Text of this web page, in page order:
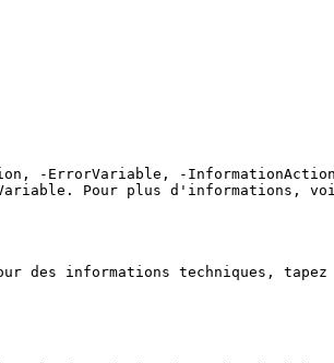
-ErrorVariable, -
Pour plus d'informations, voir
des informations techniques, tapez